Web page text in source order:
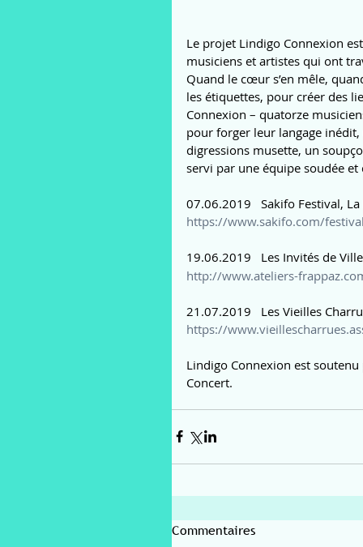
Le projet Lindigo Connexion
musiciens et artistes qui ont
Quand le cœur s’en mêle,
les étiquettes, pour créer des
Connexion – quatorze
pour forger leur langage
digressions musette, un
servi par une équipe soudée et
07.06.2019   Sakifo Festival, La
https://www.sakifo.com/
19.06.2019   Les Invités de
http://www.ateliers-
21.07.2019   Les Vieilles
https://
Lindigo Connexion est
Concert.
Commentaires